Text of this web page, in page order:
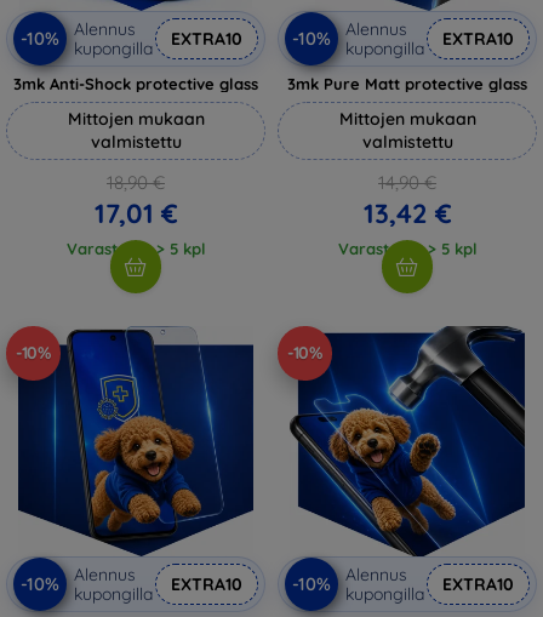
-10%
Alennus
kupongilla
EXTRA10
3mk Anti-Shock protective glass
Mittojen mukaan
valmistettu
18,90 €
17,01 €
Varastossa > 5 kpl
-10%
Alennus
kupongilla
EXTRA10
3mk Pure Matt protective glass
Mittojen mukaan
valmistettu
14,90 €
13,42 €
Varastossa > 5 kpl
-10%
-10%
Alennus
kupongilla
EXTRA10
-10%
-10%
Alennus
kupongilla
EXTRA10